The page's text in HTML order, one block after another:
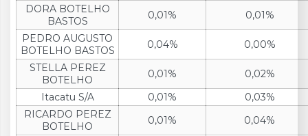
DORA BOTELHO
BASTOS
0,01%
0,01%
PEDRO AUGUSTO
BOTELHO BASTOS
0,04%
0,00%
STELLA PEREZ
BOTELHO
0,01%
0,02%
Itacatu S/A
0,01%
0,03%
RICARDO PEREZ
BOTELHO
0,01%
0,04%